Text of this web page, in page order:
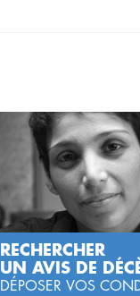
RECHERCHER
UN AVIS DE
DÉPOSER VOS